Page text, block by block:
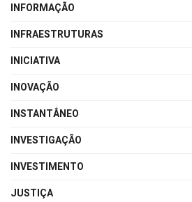
INFORMAÇÃO
INFRAESTRUTURAS
INICIATIVA
INOVAÇÃO
INSTANTÂNEO
INVESTIGAÇÃO
INVESTIMENTO
JUSTIÇA